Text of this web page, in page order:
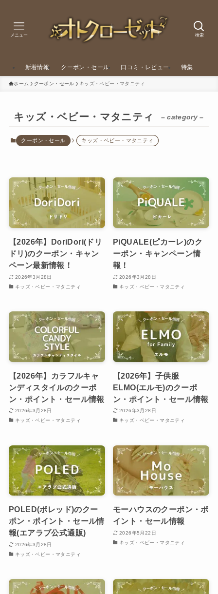
検索
メニュー
新着情報 クーポン・セール 口コミ・レビュー 特集
ホーム クーポン・セール キッズ・ベビー・マタニティ
キッズ・ベビー・マタニティ – category –
クーポン・セール キッズ・ベビー・マタニティ
【2026年】DoriDori(ドリ
ドリ)のクーポン・キャン
ペーン最新情報！
2026年3月28日
キッズ・ベビー・マタニティ
PiQUALE(ピカーレ)のク
ーポン・キャンペーン情
報！
2026年3月28日
キッズ・ベビー・マタニティ
【2026年】カラフルキャ
ンディスタイルのクーポ
ン・ポイント・セール情報
2026年3月28日
キッズ・ベビー・マタニティ
【2026年】子供服
ELMO(エルモ)のクーポ
ン・ポイント・セール情報
2026年3月28日
キッズ・ベビー・マタニティ
POLED(ポレッド)のクー
ポン・ポイント・セール情
報(エアラブ公式通販)
2026年3月28日
キッズ・ベビー・マタニティ
モーハウスのクーポン・ポ
イント・セール情報
2026年5月22日
キッズ・ベビー・マタニティ